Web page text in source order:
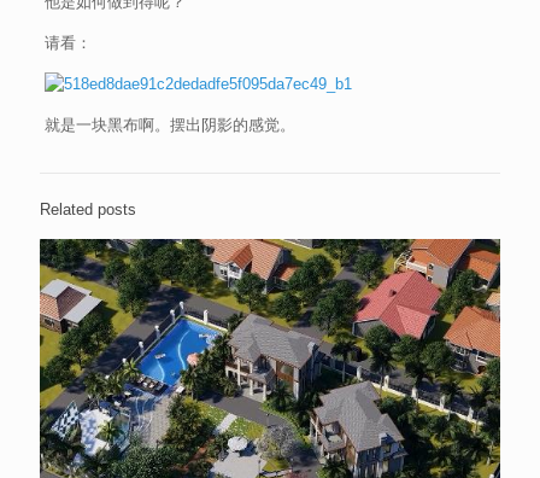
请看：
就是一块黑布啊。摆出阴影的感觉。
Related posts